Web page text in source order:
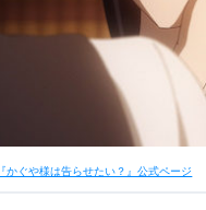
『かぐや様は告らせたい？』公式ページ